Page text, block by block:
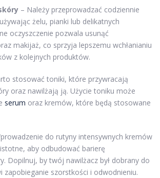
– Należy przeprowadzać codziennie
żelu, pianki lub delikatnych
oczyszczenie pozwala usunąć
makijaż, co sprzyja lepszemu wchłanianiu
z kolejnych produktów.
stosować toniki, które przywracają
oraz nawilżają ją. Użycie toniku może
serum oraz kremów, które będą stosowane
do rutyny intensywnych kremów
aby odbudować barierę
Dopilnuj, by twój nawilżacz był dobrany do
zapobieganie szorstkości i odwodnieniu.